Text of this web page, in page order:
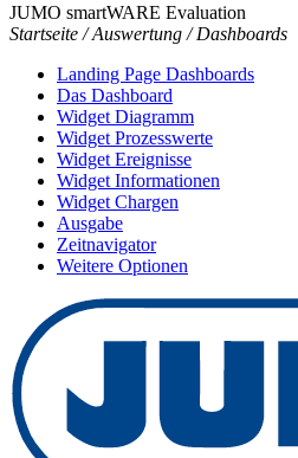
JUMO smartWARE Evaluation
Startseite / Auswertung / Dashboards
Landing Page Dashboards
Das Dashboard
Widget Diagramm
Widget Prozesswerte
Widget Ereignisse
Widget Informationen
Widget Chargen
Ausgabe
Zeitnavigator
Weitere Optionen